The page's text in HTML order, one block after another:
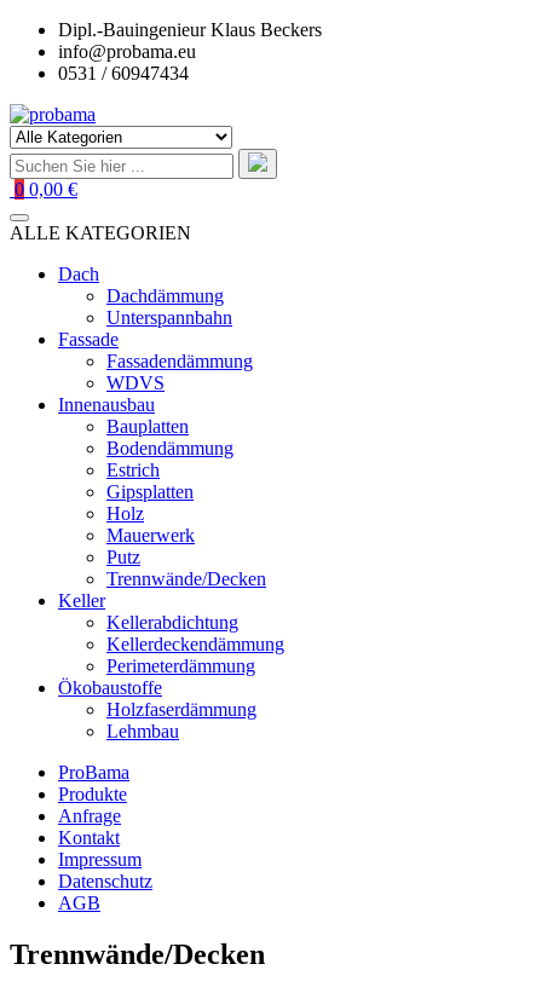
Zum
Inhalt
springen
Dipl.-Bauingenieur Klaus Beckers
info@probama.eu
0531 / 60947434
0 0,00 €
ALLE KATEGORIEN
Dach
Dachdämmung
Unterspannbahn
Fassade
Fassadendämmung
WDVS
Innenausbau
Bauplatten
Bodendämmung
Estrich
Gipsplatten
Holz
Mauerwerk
Putz
Trennwände/Decken
Keller
Kellerabdichtung
Kellerdeckendämmung
Perimeterdämmung
Ökobaustoffe
Holzfaserdämmung
Lehmbau
ProBama
Produkte
Anfrage
Kontakt
Impressum
Datenschutz
AGB
Trennwände/Decken